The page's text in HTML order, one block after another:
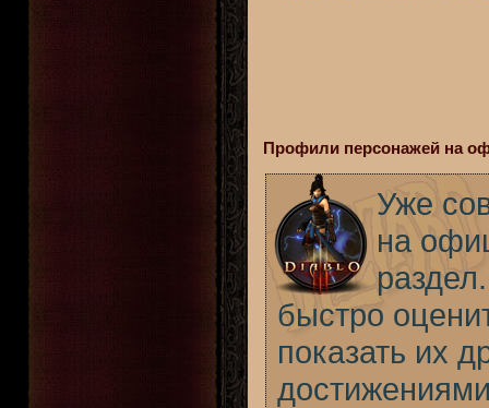
Профили персонажей на
Уже
на
быстро
показать их